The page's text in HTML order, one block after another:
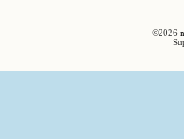
©2026